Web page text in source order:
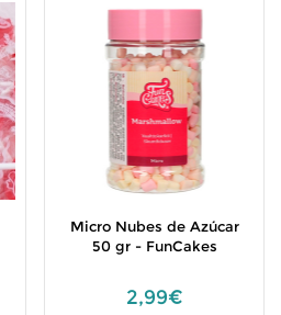
Micro Nubes de Azúcar
50 gr - FunCakes
2,99€